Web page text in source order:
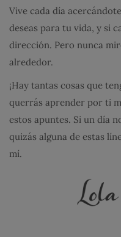
Vive cada día
deseas para tu vida, y si
dirección. Pero nunca
alrededor.
¡Hay tantas cosas que
querrás aprender por ti
estos apuntes. Si un día
quizás alguna de estas
mí.